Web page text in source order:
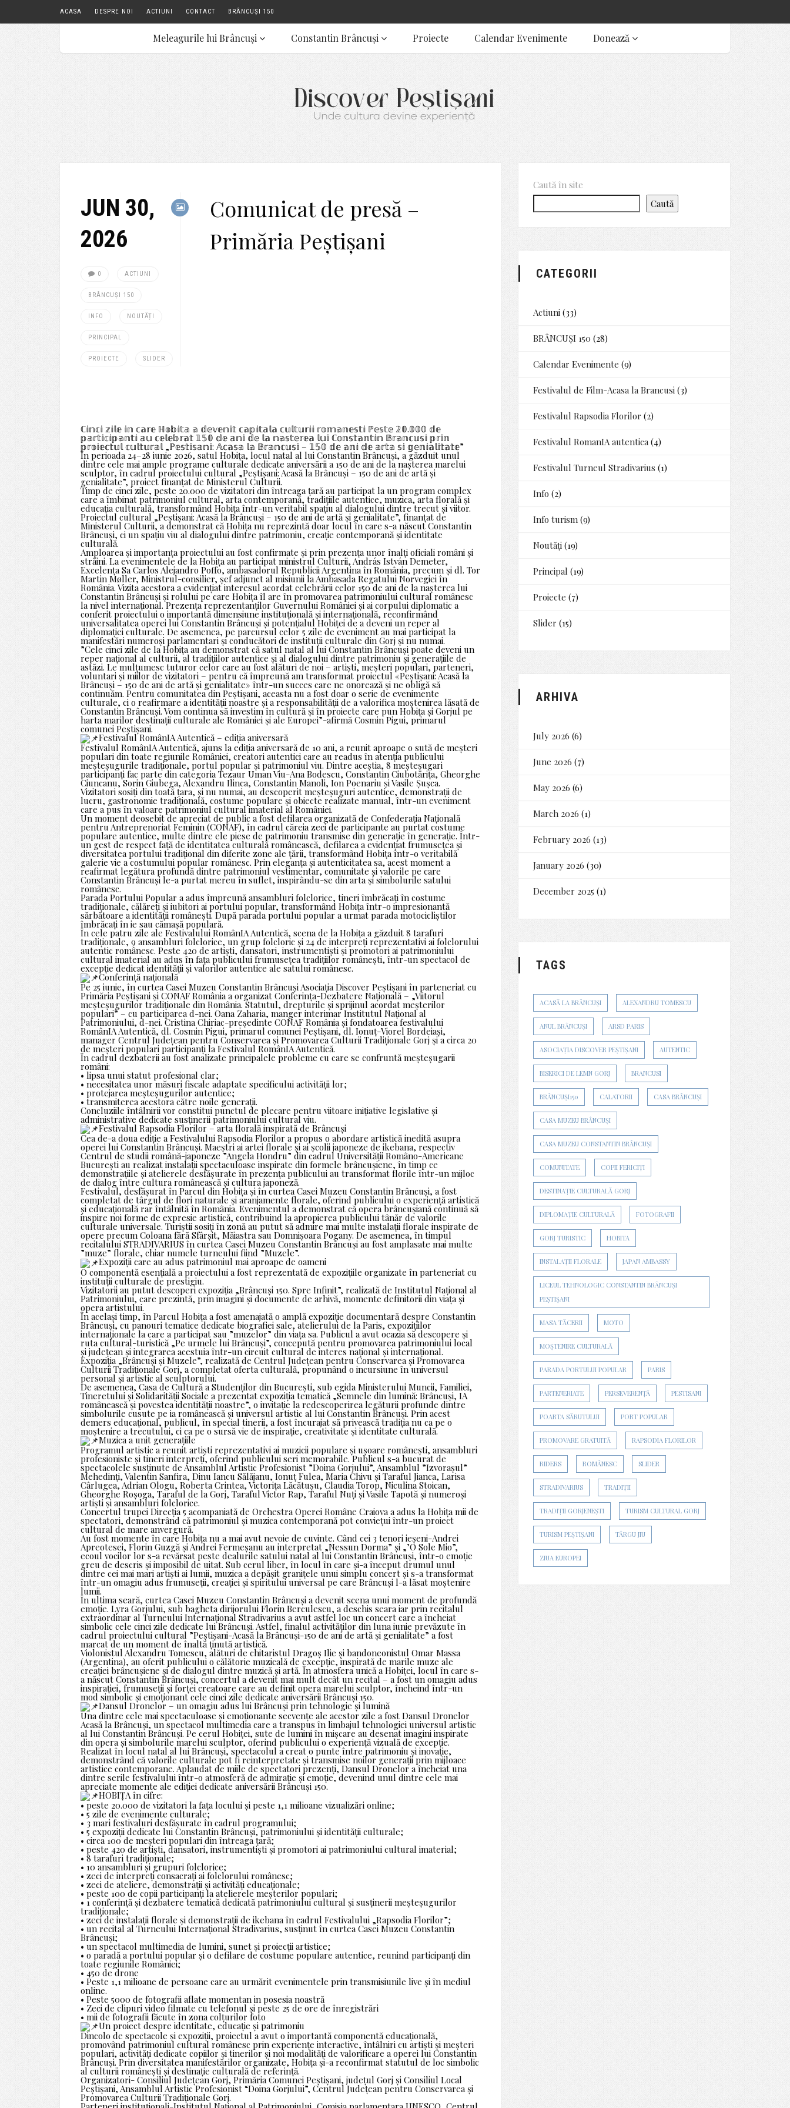
ACASA DESPRE NOI ACTIUNI CONTACT BRÂNCUȘI 150
Meleagurile lui Brâncuși Constantin Brâncuși Proiecte Calendar Evenimente Donează
JUN 30,
2026
0 ACTIUNI
BRÂNCUȘI 150
INFO NOUTĂȚI
PRINCIPAL
PROIECTE SLIDER
Comunicat de presă –
Primăria Peștișani
ℂ𝕚𝕟𝕔𝕚 𝕫𝕚𝕝𝕖 𝕚𝕟 𝕔𝕒𝕣𝕖 ℍ𝕠𝕓𝕚𝕥𝕒 𝕒 𝕕𝕖𝕧𝕖𝕟𝕚𝕥 𝕔𝕒𝕡𝕚𝕥𝕒𝕝𝕒 𝕔𝕦𝕝𝕥𝕦𝕣𝕚𝕚 𝕣𝕠𝕞𝕒𝕟𝕖𝕤𝕥𝕚 ℙ𝕖𝕤𝕥𝕖 𝟚𝟘.𝟘𝟘𝟘 𝕕𝕖
𝕡𝕒𝕣𝕥𝕚𝕔𝕚𝕡𝕒𝕟𝕥𝕚 𝕒𝕦 𝕔𝕖𝕝𝕖𝕓𝕣𝕒𝕥 𝟙𝟝𝟘 𝕕𝕖 𝕒𝕟𝕚 𝕕𝕖 𝕝𝕒 𝕟𝕒𝕤𝕥𝕖𝕣𝕖𝕒 𝕝𝕦𝕚 ℂ𝕠𝕟𝕤𝕥𝕒𝕟𝕥𝕚𝕟 𝔹𝕣𝕒𝕟𝕔𝕦𝕤𝕚 𝕡𝕣𝕚𝕟
𝕡𝕣𝕠𝕚𝕖𝕔𝕥𝕦𝕝 𝕔𝕦𝕝𝕥𝕦𝕣𝕒𝕝 „ℙ𝕖𝕤𝕥𝕚𝕤𝕒𝕟𝕚: 𝔸𝕔𝕒𝕤𝕒 𝕝𝕒 𝔹𝕣𝕒𝕟𝕔𝕦𝕤𝕚 – 𝟙𝟝𝟘 𝕕𝕖 𝕒𝕟𝕚 𝕕𝕖 𝕒𝕣𝕥𝕒 𝕤𝕚 𝕘𝕖𝕟𝕚𝕒𝕝𝕚𝕥𝕒𝕥𝕖”
În perioada 24–28 iunie 2026, satul Hobița, locul natal al lui Constantin Brâncuși, a găzduit unul
dintre cele mai ample programe culturale dedicate aniversării a 150 de ani de la nașterea marelui
sculptor, în cadrul proiectului cultural „Peștișani: Acasă la Brâncuși – 150 de ani de artă și
genialitate”, proiect finanțat de Ministerul Culturii.
Timp de cinci zile, peste 20.000 de vizitatori din întreaga țară au participat la un program complex
care a îmbinat patrimoniul cultural, arta contemporană, tradițiile autentice, muzica, arta florală și
educația culturală, transformând Hobița într-un veritabil spațiu al dialogului dintre trecut și viitor.
Proiectul cultural „Peștișani: Acasă la Brâncuși – 150 de ani de artă și genialitate”, finanțat de
Ministerul Culturii, a demonstrat că Hobița nu reprezintă doar locul în care s-a născut Constantin
Brâncuși, ci un spațiu viu al dialogului dintre patrimoniu, creație contemporană și identitate
culturală.
Amploarea și importanța proiectului au fost confirmate și prin prezența unor înalți oficiali români și
străini. La evenimentele de la Hobița au participat ministrul Culturii, András István Demeter,
Excelența Sa Carlos Alejandro Poffo, ambasadorul Republicii Argentina în România, precum și dl. Tor
Martin Møller, Ministrul-consilier, șef adjunct al misiunii la Ambasada Regatului Norvegiei în
România. Vizita acestora a evidențiat interesul acordat celebrării celor 150 de ani de la nașterea lui
Constantin Brâncuși și rolului pe care Hobița îl are în promovarea patrimoniului cultural românesc
la nivel internațional. Prezența reprezentanților Guvernului României și ai corpului diplomatic a
conferit proiectului o importantă dimensiune instituțională și internațională, reconfirmând
universalitatea operei lui Constantin Brâncuși și potențialul Hobiței de a deveni un reper al
diplomației culturale. De asemenea, pe parcursul celor 5 zile de eveniment au mai participat la
manifestări numeroși parlamentari și conducători de instituții culturale din Gorj și nu numai.
”Cele cinci zile de la Hobița au demonstrat că satul natal al lui Constantin Brâncuși poate deveni un
reper național al culturii, al tradițiilor autentice și al dialogului dintre patrimoniu și generațiile de
astăzi. Le mulțumesc tuturor celor care au fost alături de noi – artiști, meșteri populari, parteneri,
voluntari și miilor de vizitatori – pentru că împreună am transformat proiectul «Peștișani: Acasă la
Brâncuși – 150 de ani de artă și genialitate» într-un succes care ne onorează și ne obligă să
continuăm. Pentru comunitatea din Peștișani, aceasta nu a fost doar o serie de evenimente
culturale, ci o reafirmare a identității noastre și a responsabilității de a valorifica moștenirea lăsată de
Constantin Brâncuși. Vom continua să investim în cultură și în proiecte care pun Hobița și Gorjul pe
harta marilor destinații culturale ale României și ale Europei”-afirmă Cosmin Pigui, primarul
comunei Peștișani.
Festivalul RomânIA Autentică – ediția aniversară
Festivalul RomânIA Autentică, ajuns la ediția aniversară de 10 ani, a reunit aproape o sută de meșteri
populari din toate regiunile României, creatori autentici care au readus în atenția publicului
meșteșugurile tradiționale, portul popular și patrimoniul viu. Dintre aceștia, 8 meșteșugari
participanți fac parte din categoria Tezaur Uman Viu-Ana Bodescu, Constantin Ciubotărița, Gheorghe
Ciuncanu, Sorin Giubega, Alexandru Ilinca, Constantin Manoli, Ion Poenariu și Vasile Șușca.
Vizitatori sosiți din toată țara, și nu numai, au descoperit meșteșuguri autentice, demonstrații de
lucru, gastronomie tradițională, costume populare și obiecte realizate manual, într-un eveniment
care a pus în valoare patrimoniul cultural imaterial al României.
Un moment deosebit de apreciat de public a fost defilarea organizată de Confederația Națională
pentru Antreprenoriat Feminin (CONAF), în cadrul căreia zeci de participante au purtat costume
populare autentice, multe dintre ele piese de patrimoniu transmise din generație în generație. Într-
un gest de respect față de identitatea culturală românească, defilarea a evidențiat frumusețea și
diversitatea portului tradițional din diferite zone ale țării, transformând Hobița într-o veritabilă
galerie vie a costumului popular românesc. Prin eleganța și autenticitatea sa, acest moment a
reafirmat legătura profundă dintre patrimoniul vestimentar, comunitate și valorile pe care
Constantin Brâncuși le-a purtat mereu în suflet, inspirându-se din arta și simbolurile satului
românesc.
Parada Portului Popular a adus împreună ansambluri folclorice, tineri îmbrăcați în costume
tradiționale, călăreți și iubitori ai portului popular, transformând Hobița într-o impresionantă
sărbătoare a identității românești. După parada portului popular a urmat parada motocicliștilor
îmbrăcați în ie sau cămașă populară.
În cele patru zile ale Festivalului RomânIA Autentică, scena de la Hobița a găzduit 8 tarafuri
tradiționale, 9 ansambluri folclorice, un grup folcloric și 24 de interpreți reprezentativi ai folclorului
autentic românesc. Peste 420 de artiști, dansatori, instrumentiști și promotori ai patrimoniului
cultural imaterial au adus în fața publicului frumusețea tradițiilor românești, într-un spectacol de
excepție dedicat identității și valorilor autentice ale satului românesc.
Conferință națională
Pe 25 iunie, în curtea Casei Muzeu Constantin Brâncuși Asociația Discover Peștișani în parteneriat cu
Primăria Peștișani și CONAF România a organizat Conferința-Dezbatere Națională – „Viitorul
meșteșugurilor tradiționale din România. Statutul, drepturile și sprijinul acordat meșterilor
populari” – cu participarea d-nei. Oana Zaharia, manger interimar Institutul Național al
Patrimoniului, d-nei. Cristina Chiriac-președinte CONAF România și fondatoarea festivalului
RomânIA Autentică, dl. Cosmin Pigui, primarul comunei Peștișani, dl. Ionuț-Viorel Bordeiași,
manager Centrul Județean pentru Conservarea și Promovarea Culturii Tradiționale Gorj și a circa 20
de meșteri populari participanți la Festivalul RomânIA Autentică.
În cadrul dezbaterii au fost analizate principalele probleme cu care se confruntă meșteșugarii
români:
• lipsa unui statut profesional clar;
• necesitatea unor măsuri fiscale adaptate specificului activității lor;
• protejarea meșteșugurilor autentice;
• transmiterea acestora către noile generații.
Concluziile întâlnirii vor constitui punctul de plecare pentru viitoare inițiative legislative și
administrative dedicate susținerii patrimoniului cultural viu.
Festivalul Rapsodia Florilor – arta florală inspirată de Brâncuși
Cea de-a doua ediție a Festivalului Rapsodia Florilor a propus o abordare artistică inedită asupra
operei lui Constantin Brâncuși. Maeștri ai artei florale și ai școlii japoneze de ikebana, respectiv
Centrul de studii română-japoneze ”Angela Hondru” din cadrul Universității Româno-Americane
București au realizat instalații spectaculoase inspirate din formele brâncușiene, în timp ce
demonstrațiile și atelierele desfășurate în prezența publicului au transformat florile într-un mijloc
de dialog între cultura românească și cultura japoneză.
Festivalul, desfășurat în Parcul din Hobița și în curtea Casei Muzeu Constantin Brâncuși, a fost
completat de târgul de flori naturale și aranjamente florale, oferind publicului o experiență artistică
și educațională rar întâlnită în România. Evenimentul a demonstrat că opera brâncușiană continuă să
inspire noi forme de expresie artistică, contribuind la apropierea publicului tânăr de valorile
culturale universale. Turiștii sosiți în zonă au putut să admire mai multe instalații florale inspirate de
opere precum Coloana fără Sfârșit, Măiastra sau Domnișoara Pogany. De asemenea, în timpul
recitalului STRADIVARIUS în curtea Casei Muzeu Constantin Brâncuși au fost amplasate mai multe
”muze” florale, chiar numele turneului fiind ”Muzele”.
Expoziții care au adus patrimoniul mai aproape de oameni
O componentă esențială a proiectului a fost reprezentată de expozițiile organizate în parteneriat cu
instituții culturale de prestigiu.
Vizitatorii au putut descoperi expoziția „Brâncuși 150. Spre Infinit”, realizată de Institutul Național al
Patrimoniului, care prezintă, prin imagini și documente de arhivă, momente definitorii din viața și
opera artistului.
În același timp, în Parcul Hobița a fost amenajată o amplă expoziție documentară despre Constantin
Brâncuși, cu panouri tematice dedicate biografiei sale, atelierului de la Paris, expozițiilor
internaționale la care a participat sau ”muzelor” din viața sa. Publicul a avut ocazia să descopere și
ruta cultural-turistică „Pe urmele lui Brâncuși”, concepută pentru promovarea patrimoniului local
și județean și integrarea acestuia într-un circuit cultural de interes național și internațional.
Expoziția „Brâncuși și Muzele”, realizată de Centrul Județean pentru Conservarea și Promovarea
Culturii Tradiționale Gorj, a completat oferta culturală, propunând o incursiune în universul
personal și artistic al sculptorului.
De asemenea, Casa de Cultură a Studenților din București, sub egida Ministerului Muncii, Familiei,
Tineretului și Solidarității Sociale a prezentat expoziția tematică „Semnele din lumină: Brâncuși, IA
românească și povestea identității noastre”, o invitație la redescoperirea legăturii profunde dintre
simbolurile cusute pe ia românească și universul artistic al lui Constantin Brâncuși. Prin acest
demers educațional, publicul, în special tinerii, a fost încurajat să privească tradiția nu ca pe o
moștenire a trecutului, ci ca pe o sursă vie de inspirație, creativitate și identitate culturală.
Muzica a unit generațiile
Programul artistic a reunit artiști reprezentativi ai muzicii populare și ușoare românești, ansambluri
profesioniste și tineri interpreți, oferind publicului seri memorabile. Publicul s-a bucurat de
spectacolele susținute de Ansamblul Artistic Profesionist ”Doina Gorjului”, Ansamblul ”Izvorașul”
Mehedinți, Valentin Sanfira, Dinu Iancu Sălăjanu, Ionuț Fulea, Maria Chivu și Taraful Jianca, Larisa
Cârlugea, Adrian Ologu, Roberta Crintea, Victorița Lăcătușu, Claudia Torop, Niculina Stoican,
Gheorghe Roșoga, Taraful de la Gorj, Taraful Victor Rap, Taraful Nuți și Vasile Tapotă și numeroși
artiști și ansambluri folclorice.
Concertul trupei Direcția 5 acompaniată de Orchestra Operei Române Craiova a adus la Hobița mii de
spectatori, demonstrând că patrimoniul și muzica contemporană pot conviețui într-un proiect
cultural de mare anvergură.
Au fost momente în care Hobița nu a mai avut nevoie de cuvinte. Când cei 3 tenori ieșeni-Andrei
Apreotesei, Florin Guzgă și Andrei Fermeșanu au interpretat „Nessun Dorma” și „’O Sole Mio”,
ecoul vocilor lor s-a revărsat peste dealurile satului natal al lui Constantin Brâncuși, într-o emoție
greu de descris și imposibil de uitat. Sub cerul liber, în locul în care și-a început drumul unul
dintre cei mai mari artiști ai lumii, muzica a depășit granițele unui simplu concert și s-a transformat
într-un omagiu adus frumuseții, creației și spiritului universal pe care Brâncuși l-a lăsat moștenire
lumii.
În ultima seară, curtea Casei Muzeu Constantin Brâncuși a devenit scena unui moment de profundă
emoție. Lyra Gorjului, sub bagheta dirijorului Florin Berculescu, a deschis seara iar prin recitalul
extraordinar al Turneului Internațional Stradivarius a avut astfel loc un concert care a încheiat
simbolic cele cinci zile dedicate lui Brâncuși. Astfel, finalul activităților din luna iunie prevăzute în
cadrul proiectului cultural ”Peștișani-Acasă la Brâncuși-150 de ani de artă și genialitate” a fost
marcat de un moment de înaltă ținută artistică.
Violonistul Alexandru Tomescu, alături de chitaristul Dragoș Ilie și bandoneonistul Omar Massa
(Argentina), au oferit publicului o călătorie muzicală de excepție, inspirată de marile muze ale
creației brâncușiene și de dialogul dintre muzică și artă. În atmosfera unică a Hobiței, locul în care s-
a născut Constantin Brâncuși, concertul a devenit mai mult decât un recital – a fost un omagiu adus
inspirației, frumuseții și forței creatoare care au definit opera marelui sculptor, încheind într-un
mod simbolic și emoționant cele cinci zile dedicate aniversării Brâncuși 150.
Dansul Dronelor – un omagiu adus lui Brâncuși prin tehnologie și lumină
Una dintre cele mai spectaculoase și emoționante secvențe ale acestor zile a fost Dansul Dronelor
Acasă la Brâncuși, un spectacol multimedia care a transpus în limbajul tehnologiei universul artistic
al lui Constantin Brâncuși. Pe cerul Hobiței, sute de lumini în mișcare au desenat imagini inspirate
din opera și simbolurile marelui sculptor, oferind publicului o experiență vizuală de excepție.
Realizat în locul natal al lui Brâncuși, spectacolul a creat o punte între patrimoniu și inovație,
demonstrând că valorile culturale pot fi reinterpretate și transmise noilor generații prin mijloace
artistice contemporane. Aplaudat de miile de spectatori prezenți, Dansul Dronelor a încheiat una
dintre serile festivalului într-o atmosferă de admirație și emoție, devenind unul dintre cele mai
apreciate momente ale ediției dedicate aniversării Brâncuși 150.
HOBIȚA în cifre:
• peste 20.000 de vizitatori la fața locului și peste 1,1 milioane vizualizări online;
• 5 zile de evenimente culturale;
• 3 mari festivaluri desfășurate în cadrul programului;
• 5 expoziții dedicate lui Constantin Brâncuși, patrimoniului și identității culturale;
• circa 100 de meșteri populari din întreaga țară;
• peste 420 de artiști, dansatori, instrumentiști și promotori ai patrimoniului cultural imaterial;
• 8 tarafuri tradiționale;
• 10 ansambluri și grupuri folclorice;
• zeci de interpreți consacrați ai folclorului românesc;
• zeci de ateliere, demonstrații și activități educaționale;
• peste 100 de copii participanți la atelierele meșterilor populari;
• 1 conferință și dezbatere tematică dedicată patrimoniului cultural și susținerii meșteșugurilor
tradiționale;
• zeci de instalații florale și demonstrații de ikebana în cadrul Festivalului „Rapsodia Florilor”;
• un recital al Turneului Internațional Stradivarius, susținut în curtea Casei Muzeu Constantin
Brâncuși;
• un spectacol multimedia de lumini, sunet și proiecții artistice;
• o paradă a portului popular și o defilare de costume populare autentice, reunind participanți din
toate regiunile României;
• 450 de drone
• Peste 1,1 milioane de persoane care au urmărit evenimentele prin transmisiunile live și în mediul
online.
• Peste 5000 de fotografii aflate momentan in posesia noastră
• Zeci de clipuri video filmate cu telefonul și peste 25 de ore de înregistrări
• mii de fotografii făcute în zona colțurilor foto
Un proiect despre identitate, educație și patrimoniu
Dincolo de spectacole și expoziții, proiectul a avut o importantă componentă educațională,
promovând patrimoniul cultural românesc prin experiențe interactive, întâlniri cu artiști și meșteri
populari, activități dedicate copiilor și tinerilor și noi modalități de valorificare a operei lui Constantin
Brâncuși. Prin diversitatea manifestărilor organizate, Hobița și-a reconfirmat statutul de loc simbolic
al culturii românești și destinație culturală de referință.
Organizatori- Consiliul Județean Gorj, Primăria Comunei Peștișani, județul Gorj și Consiliul Local
Peștișani, Ansamblul Artistic Profesionist “Doina Gorjului”, Centrul Județean pentru Conservarea și
Promovarea Culturii Tradiționale Gorj.
Caută în site
Caută
CATEGORII
Actiuni (33)
BRÂNCUȘI 150 (28)
Calendar Evenimente (9)
Festivalul de Film-Acasa la Brancusi (3)
Festivalul Rapsodia Florilor (2)
Festivalul RomanIA autentica(4)
Festivalul Turneul Stradivarius (1)
Info (2)
Info turism (9)
Noutăți (19)
Principal (19)
Proiecte (7)
Slider (15)
ARHIVA
July 2026 (6)
June 2026 (7)
May 2026 (6)
March 2026 (1)
February 2026 (13)
January 2026 (30)
December 2025 (1)
TAGS
ACASĂ LA BRÂNCUȘI ALEXANDRU TOMESCU
ANUL BRÂNCUȘI ARSD PARIS
ASOCIAȚIA DISCOVER PEȘTIȘANI AUTENTIC
BISERICI DE LEMN GORJ BRANCUSI
BRÂNCUȘI150 CALATORII CASA BRÂNCUȘI
CASA MUZEU BRÂNCUȘI
CASA MUZEU CONSTANTIN BRÂNCUȘI
COMUNITATE COPII FERICIȚI
DESTINAȚIE CULTURALĂ GORJ
DIPLOMAȚIE CULTURALĂ FOTOGRAFII
GORJ TURISTIC HOBITA
INSTALAȚII FLORALE JAPAN AMBASSY
LICEUL TEHNOLOGIC CONSTANTIN BRÂNCUȘI
PEȘTIȘANI
MASA TĂCERII MOTO
MOȘTENIRE CULTURALĂ
PARADA PORTULUI POPULAR PARIS
PARTENERIATE PERSEVERENȚĂ PESTISANI
POARTA SĂRUTULUI PORT POPULAR
PROMOVARE GRATUITĂ RAPSODIA FLORILOR
RIDERS ROMÂNESC SLIDER
STRADIVARIUS TRADIȚII
TRADIȚII GORJENEȘTI TURISM CULTURAL GORJ
TURISM PEȘTIȘANI TÂRGU JIU
ZIUA EUROPEI